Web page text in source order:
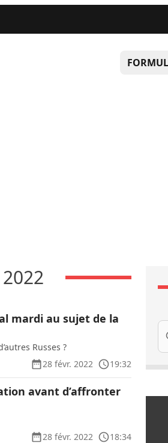
2022
mardi au sujet de la
Russes ?
28 févr. 2022
19:32
avant d’affronter
28 févr. 2022
18:34